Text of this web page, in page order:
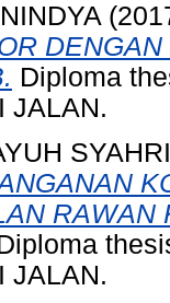
Diploma
JALAN.
SYAHRI
RAWAN
JALAN.